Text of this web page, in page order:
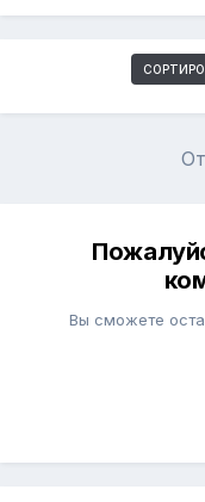
Вы сможете